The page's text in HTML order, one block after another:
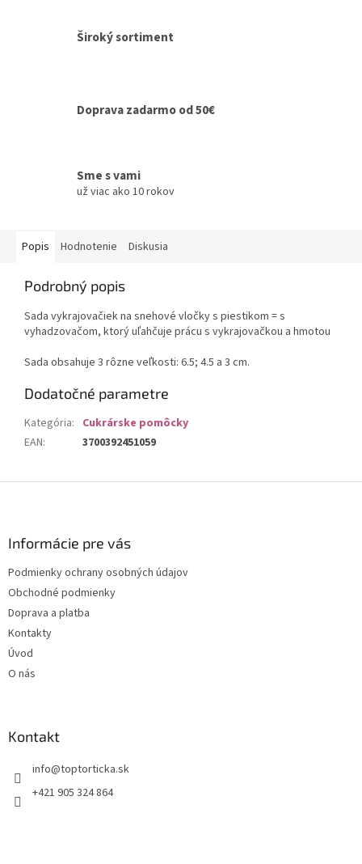
Široký sortiment
Doprava zadarmo od 50€
Sme s vami
už viac ako 10 rokov
Popis Hodnotenie Diskusia
Podrobný popis
Sada vykrajovačiek na snehové vločky s piestikom = s
vyhadzovačom, ktorý uľahčuje prácu s vykrajovačkou a hmotou
Sada obsahuje 3 rôzne veľkosti: 6.5; 4.5 a 3 cm.
Dodatočné parametre
Kategória: Cukrárske pomôcky
EAN: 3700392451059
Informácie pre vás
Podmienky ochrany osobných údajov
Obchodné podmienky
Doprava a platba
Kontakty
Úvod
O nás
Kontakt
+421 905 324 864